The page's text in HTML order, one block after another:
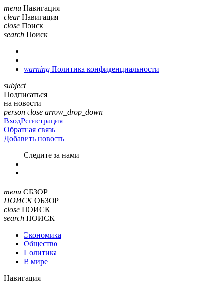
menu Навигация
clear Навигация
close Поиск
search Поиск
warning Политика конфиденциальности
subject
Подписаться
на новости
person close arrow_drop_down
ВходРегистрация
Обратная связь
Добавить новость
Cледите за нами
menu ОБЗОР
ПОИСК ОБЗОР
close ПОИСК
search ПОИСК
Экономика
Общество
Политика
В мире
Навигация